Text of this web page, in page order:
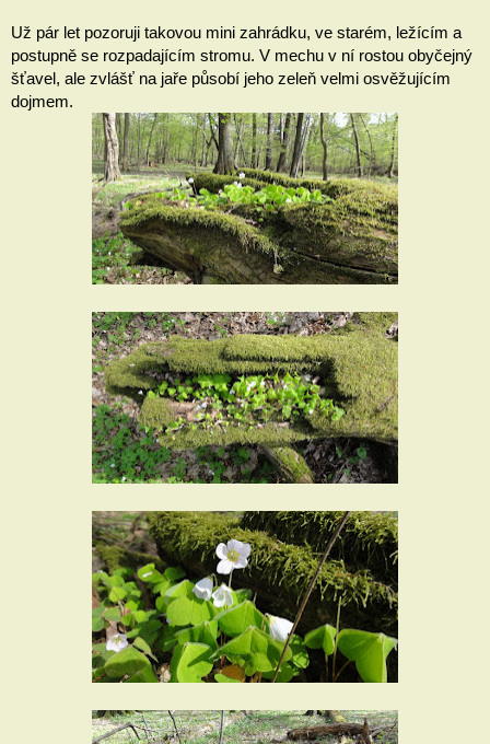
Už pár let pozoruji takovou mini zahrádku, ve starém, ležícím a
postupně se rozpadajícím stromu. V mechu v ní rostou obyčejný
šťavel, ale zvlášť na jaře působí jeho zeleň velmi osvěžujícím
dojmem.